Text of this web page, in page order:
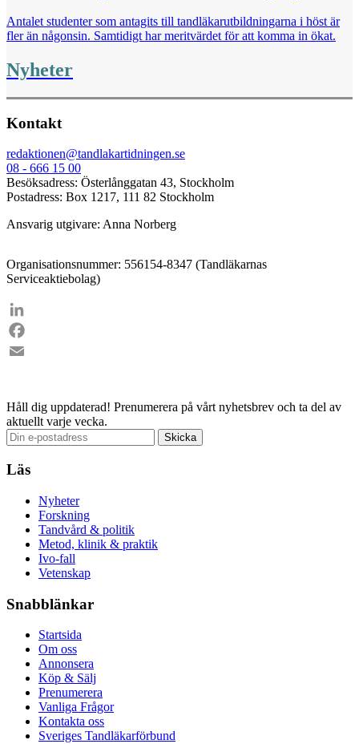
Antalet studenter som antagits till tandläkarutbildningarna i höst är
fler än någonsin. Samtidigt har meritvärdet för att komma in ökat.
Nyheter
Kontakt
redaktionen@tandlakartidningen.se
08 - 666 15 00
Besöksadress: Österlånggatan 43, Stockholm
Postadress: Box 1217, 111 82 Stockholm
Ansvarig utgivare: Anna Norberg
Organisationsnummer: 556154-8347 (Tandläkarnas
Serviceaktiebolag)
LinkedIn
Facebook
Håll dig uppdaterad! Prenumerera på vårt nyhetsbrev och ta del av
aktuellt varje vecka.
Läs
Nyheter
Forskning
Tandvård & politik
Metod, klinik & praktik
Ivo-fall
Vetenskap
Snabblänkar
Startsida
Om oss
Annonsera
Köp & Sälj
Prenumerera
Vanliga Frågor
Kontakta oss
Sveriges Tandläkarförbund